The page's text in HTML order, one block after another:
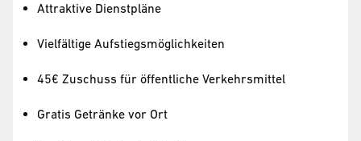
Attraktive Dienstpläne
Vielfältige Aufstiegsmöglichkeiten
45€ Zuschuss für öffentliche Verkehrsmittel
Gratis Getränke vor Ort